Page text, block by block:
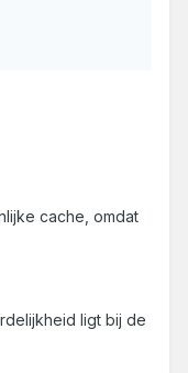
cache, omdat
ligt bij de